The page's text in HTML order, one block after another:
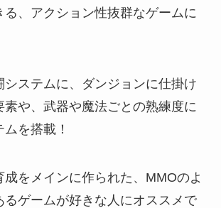
る 、アクション性抜群なゲームに
システムに、ダンジョンに仕掛け
素や、武器や魔法ごとの熟練度に
を搭載！
をメインに作られた、 MMOのよ
るゲームが好きな人にオススメ で